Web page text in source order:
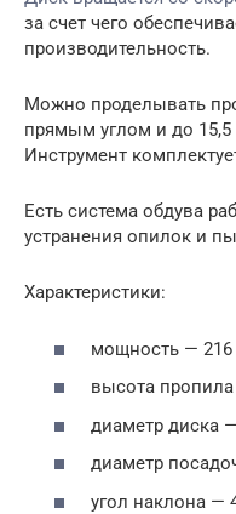
за счет чего
производительность.
Можно проделывать
прямым углом и до
Инструмент
Есть система обдува
устранения опилок и
Характеристики:
мощность — 216
высота
диаметр диска
диаметр
угол наклона —